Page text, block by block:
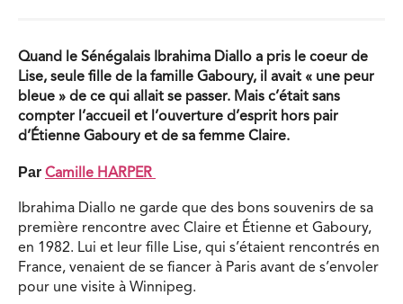
Quand le Sénégalais Ibrahima Diallo a pris le coeur de
Lise, seule fille de la famille Gaboury, il avait « une peur
bleue » de ce qui allait se passer. Mais c’était sans
compter l’accueil et l’ouverture d’esprit hors pair
d’Étienne Gaboury et de sa femme Claire.
Par Camille HARPER
Ibrahima Diallo ne garde que des bons souvenirs de sa
première rencontre avec Claire et Étienne et Gaboury,
en 1982. Lui et leur fille Lise, qui s’étaient rencontrés en
France, venaient de se fiancer à Paris avant de s’envoler
pour une visite à Winnipeg.